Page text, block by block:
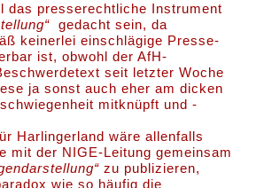
das presserechtliche Instrument
gedacht sein, da
keinerlei einschlägige Presse-
ist, obwohl der AfH-
seit letzter Woche
ja sonst auch eher am dicken
mitknüpft und -
Harlingerland wäre allenfalls
mit der NIGE-Leitung gemeinsam
zu publizieren,
wie so häufig die